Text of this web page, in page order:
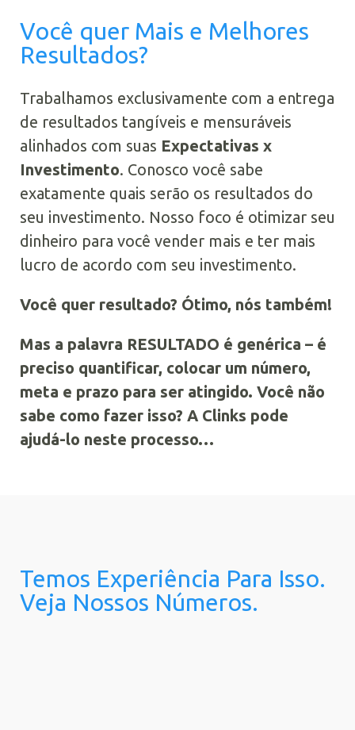
Você quer Mais e Melhores
Resultados?
Trabalhamos exclusivamente com a entrega
de resultados tangíveis e mensuráveis
alinhados com suas Expectativas x
Investimento. Conosco você sabe
exatamente quais serão os resultados do
seu investimento. Nosso foco é otimizar seu
dinheiro para você vender mais e ter mais
lucro de acordo com seu investimento.
Você quer resultado? Ótimo, nós também!
Mas a palavra RESULTADO é genérica – é
preciso quantificar, colocar um número,
meta e prazo para ser atingido. Você não
sabe como fazer isso? A Clinks pode
ajudá-lo neste processo…
Temos Experiência Para Isso.
Veja Nossos Números.